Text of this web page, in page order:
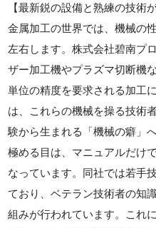
【最新鋭の設備と熟練の技術
金属加工の世界では、機械の
左右します。株式会社碧南プ
ザー加工機やプラズマ切断機
単位の精度を要求される加工
は、これらの機械を操る技術
験から生まれる「機械の癖」
極める目は、マニュアルだけ
なっています。同社では若手
ており、ベテラン技術者の知
組みが行われています。これ